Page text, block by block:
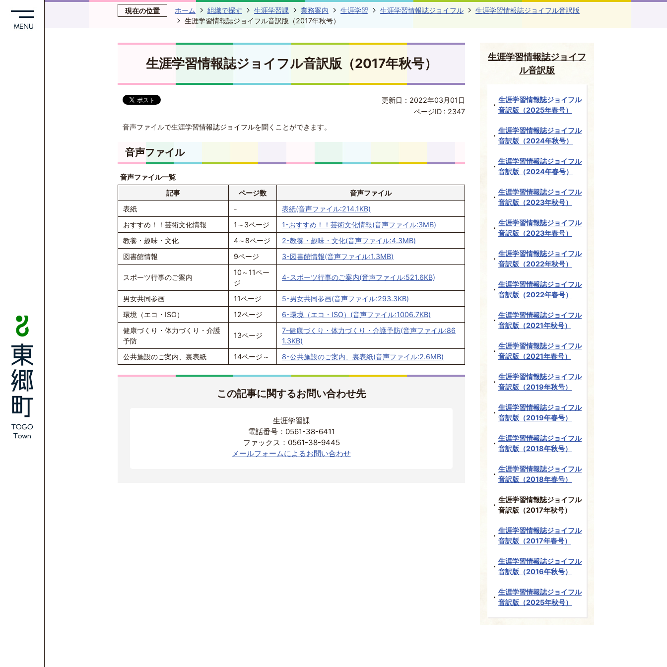
現在の位置 ホーム 組織で探す 生涯学習課 業務案内 生涯学習 生涯学習情報誌ジョイフル
生涯学習情報誌ジョイフル音訳版
生涯学習情報誌ジョイフル音訳版（2017年秋号）
生涯学習情報誌ジョイフル音訳版（2017年秋号）
更新日：2022年03月01日
ページID : 2347
音声ファイルで生涯学習情報誌ジョイフルを聞くことができます。
音声ファイル
音声ファイル一覧
記事
ページ数
音声ファイル
表紙
-
表紙(音声ファイル:214.1KB)
おすすめ！！芸術文化情報
1～3ページ
1-おすすめ！！芸術文化情報(音声ファイル:3MB)
教養・趣味・文化
4～8ページ
2-教養・趣味・文化(音声ファイル:4.3MB)
図書館情報
9ページ 3-図書館情報(音声ファイル:1.3MB)
スポーツ行事のご案内
10～11ペー
ジ
4-スポーツ行事のご案内(音声ファイル:521.6KB)
男女共同参画 11ページ
5-男女共同参画(音声ファイル:293.3KB)
環境（エコ・ISO）
12ページ
6-環境（エコ・ISO）(音声ファイル:1006.7KB)
健康づくり・体力づくり・介護
予防
13ページ
7-健康づくり・体力づくり・介護予防(音声ファイル:86
1.3KB)
公共施設のご案内、裏表紙
14ページ～ 8-公共施設のご案内、裏表紙(音声ファイル:2.6MB)
この記事に関するお問い合わせ先
生涯学習課
電話番号：0561-38-6411
ファックス：0561-38-9445
メールフォームによるお問い合わせ
生涯学習情報誌ジョイフ
ル音訳版
生涯学習情報誌ジョイフル
音訳版（2025年春号）
生涯学習情報誌ジョイフル
音訳版（2024年秋号）
生涯学習情報誌ジョイフル
音訳版（2024年春号）
生涯学習情報誌ジョイフル
音訳版（2023年秋号）
生涯学習情報誌ジョイフル
音訳版（2023年春号）
生涯学習情報誌ジョイフル
音訳版（2022年秋号）
生涯学習情報誌ジョイフル
音訳版（2022年春号）
生涯学習情報誌ジョイフル
音訳版（2021年秋号）
生涯学習情報誌ジョイフル
音訳版（2021年春号）
生涯学習情報誌ジョイフル
音訳版（2019年秋号）
生涯学習情報誌ジョイフル
音訳版（2019年春号）
生涯学習情報誌ジョイフル
音訳版（2018年秋号）
生涯学習情報誌ジョイフル
音訳版（2018年春号）
生涯学習情報誌ジョイフル
音訳版（2017年秋号）
生涯学習情報誌ジョイフル
音訳版（2017年春号）
生涯学習情報誌ジョイフル
音訳版（2016年秋号）
生涯学習情報誌ジョイフル
音訳版（2025年秋号）